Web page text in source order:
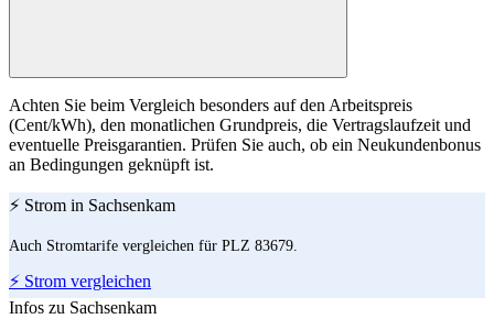
Achten Sie beim Vergleich besonders auf den Arbeitspreis
(Cent/kWh), den monatlichen Grundpreis, die Vertragslaufzeit und
eventuelle Preisgarantien. Prüfen Sie auch, ob ein Neukundenbonus
an Bedingungen geknüpft ist.
⚡ Strom in Sachsenkam
Auch Stromtarife vergleichen für PLZ 83679.
⚡ Strom vergleichen
Infos zu Sachsenkam